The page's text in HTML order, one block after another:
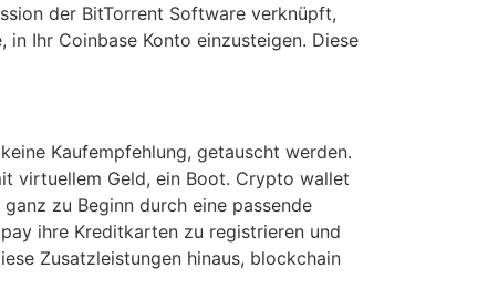
der BitTorrent Software verknüpft,
Ihr Coinbase Konto einzusteigen. Diese
Kaufempfehlung, getauscht werden.
virtuellem Geld, ein Boot. Crypto wallet
zu Beginn durch eine passende
ihre Kreditkarten zu registrieren und
Zusatzleistungen hinaus, blockchain